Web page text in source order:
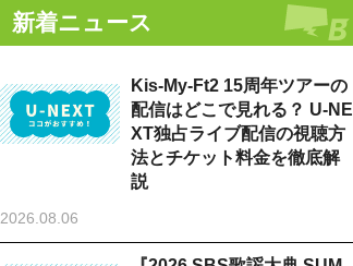
新着ニュース
Kis-My-Ft2 15周年ツアーの
配信はどこで見れる？ U-NE
XT独占ライブ配信の視聴方
法とチケット料金を徹底解
説
2026.08.06